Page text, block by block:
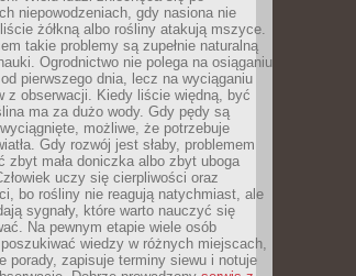
niepowodzeniach, gdy nasiona nie
liście żółkną albo rośliny atakują mszyce.
takie problemy są zupełnie naturalną
Ogrodnictwo nie polega na osiąganiu
pierwszego dnia, lecz na wyciąganiu
z obserwacji. Kiedy liście więdną, być
ma za dużo wody. Gdy pędy są
możliwe, że potrzebuje
Gdy rozwój jest słaby, problemem
zbyt mała doniczka albo zbyt uboga
uczy się cierpliwości oraz
bo rośliny nie reagują natychmiast, ale
sygnały, które warto nauczyć się
Na pewnym etapie wiele osób
wiedzy w różnych miejscach,
porady, zapisuje terminy siewu i notuje